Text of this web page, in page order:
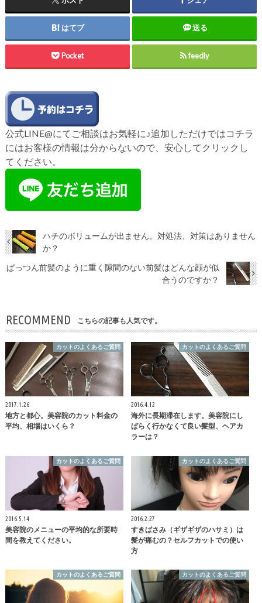
はてブ 送る
Pocket feedly
公式LINE@にてご相談はお気軽に♪追加しただけではコチラ
にはお客様の情報は分からないので、安心してクリックし
てください。
ハチのボリュームが出ません。対処法、対策はありません
か？
ぱっつん前髪のように重く隙間のない前髪はどんな顔が似
合うのですか？
RECOMMEND こちらの記事も人気です。
カットのよくあるご質問
2017.1.26
地方と都心。美容院のカット料金の
平均、相場はいくら？
カットのよくあるご質問
2016.4.12
海外に長期滞在します。美容院にし
ばらく行かなくて良い髪型、ヘアカ
ラーは？
カットのよくあるご質問
2016.5.14
美容院のメニューの平均的な所要時
間を教えてください。
カットのよくあるご質問
2016.2.27
すきばさみ（ギザギザのハサミ）は
髪が痛むの？セルフカットでの使い
方
カットのよくあるご質問 カットのよくあるご質問